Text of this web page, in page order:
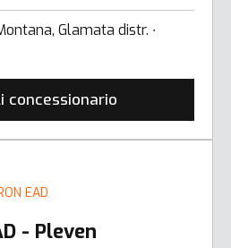
Glamata distr. ∙
concessionario
EAD
- Pleven